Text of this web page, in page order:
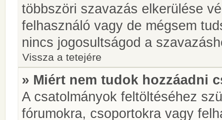
többszöri szavazás elkerülése
felhasználó vagy de mégsem
nincs jogosultságod a
Vissza a tetejére
» Miért nem tudok hozzáadni
A csatolmányok feltöltéséhez
fórumokra, csoportokra vagy